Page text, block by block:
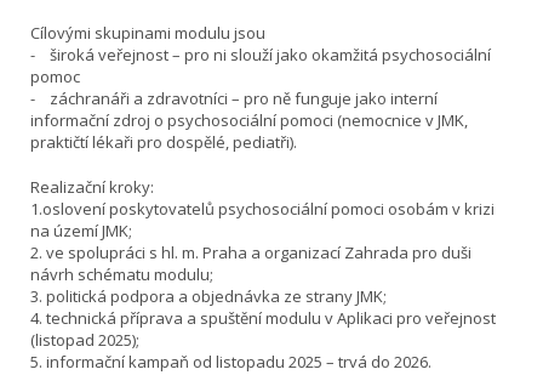
Cílovými skupinami modulu jsou
- široká veřejnost – pro ni slouží jako okamžitá psychosociální
pomoc
- záchranáři a zdravotníci – pro ně funguje jako interní
informační zdroj o psychosociální pomoci (nemocnice v JMK,
praktičtí lékaři pro dospělé, pediatři).
Realizační kroky:
1.oslovení poskytovatelů psychosociální pomoci osobám v krizi
na území JMK;
2. ve spolupráci s hl. m. Praha a organizací Zahrada pro duši
návrh schématu modulu;
3. politická podpora a objednávka ze strany JMK;
4. technická příprava a spuštění modulu v Aplikaci pro veřejnost
(listopad 2025);
5. informační kampaň od listopadu 2025 – trvá do 2026.